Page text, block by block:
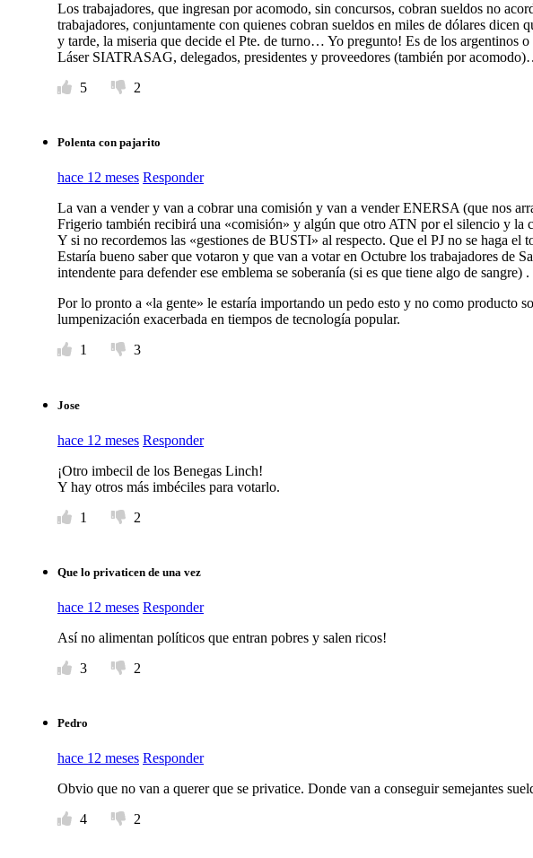
Los trabajadores, que ingresan por acomodo, sin concursos, cobran sueldos no
trabajadores, conjuntamente con quienes cobran sueldos en miles de dólares dicen
y tarde, la miseria que decide el Pte. de turno… Yo pregunto! Es de los argentinos o
Láser SIATRASAG, delegados, presidentes y proveedores (también por
5
2
Polenta con pajarito
hace 12 meses Responder
La van a vender y van a cobrar una comisión y van a vender ENERSA (que nos
Frigerio también recibirá una «comisión» y algún que otro ATN por el silencio y la
Y si no recordemos las «gestiones de BUSTI» al respecto. Que el PJ no se haga el
Estaría bueno saber que votaron y que van a votar en Octubre los trabajadores de
intendente para defender ese emblema se soberanía (si es que tiene algo de sangre) .
Por lo pronto a «la gente» le estaría importando un pedo esto y no como producto
lumpenización exacerbada en tiempos de tecnología popular.
1
3
Jose
hace 12 meses Responder
¡Otro imbecil de los Benegas Linch!
Y hay otros más imbéciles para votarlo.
1
2
Que lo privaticen de una vez
hace 12 meses Responder
Así no alimentan políticos que entran pobres y salen ricos!
3
2
Pedro
hace 12 meses Responder
Obvio que no van a querer que se privatice. Donde van a conseguir semejantes
4
2